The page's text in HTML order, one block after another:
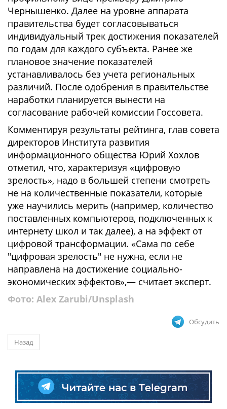
Чернышенко. Далее на уровне аппарата
правительства будет согласовываться
индивидуальный трек достижения показателей
по годам для каждого субъекта. Ранее же
плановое значение показателей
устанавливалось без учета региональных
различий. После одобрения в правительстве
наработки планируется вынести на
согласование рабочей комиссии Госсовета.
Комментируя результаты рейтинга, глав совета
директоров Института развития
информационного общества Юрий Хохлов
отметил, что, характеризуя «цифровую
зрелость», надо в большей степени смотреть
не на количественные показатели, которые
уже научились мерить (например, количество
поставленных компьютеров, подключенных к
интернету школ и так далее), а на эффект от
цифровой трансформации. «Сама по себе
"цифровая зрелость" не нужна, если не
направлена на достижение социально-
экономических эффектов»,— считает эксперт.
Фото: Alex Zarubi/Unsplash
Обсудить
Назад